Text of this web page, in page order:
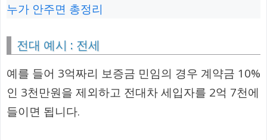
누가 안주면 총정리
전대 예시 : 전세
예를 들어 3억짜리 보증금 민임의 경우 계약금 10%
인 3천만원을 제외하고 전대차 세입자를 2억 7천에
들이면 됩니다.